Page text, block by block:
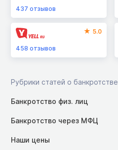
437 отзывов
5.0
458 отзывов
Рубрики статей о банкротстве
Банкротство физ. лиц
Банкротство через МФЦ
Наши цены